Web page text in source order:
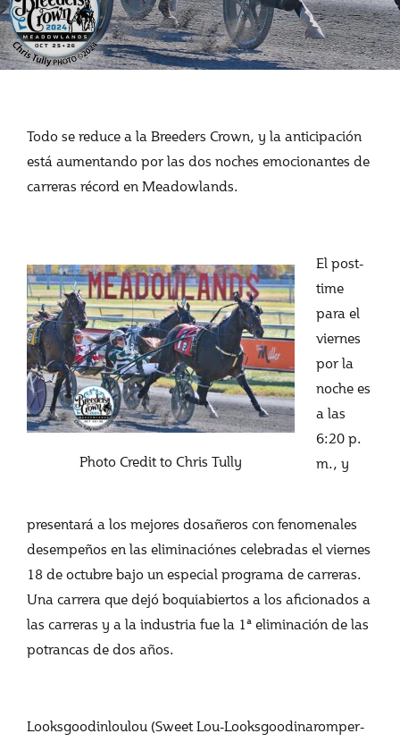
Todo se reduce a la Breeders Crown, y la anticipación
está aumentando por las dos noches emocionantes de
carreras récord en Meadowlands.
Photo Credit to Chris Tully
El post-
time
para el
viernes
por la
noche es
a las
6:20 p.
m., y
presentará a los mejores dosañeros con fenomenales
desempeños en las eliminaciónes celebradas el viernes
18 de octubre bajo un especial programa de carreras.
Una carrera que dejó boquiabiertos a los aficionados a
las carreras y a la industria fue la 1ª eliminación de las
potrancas de dos años.
Looksgoodinloulou (Sweet Lou-Looksgoodinaromper-